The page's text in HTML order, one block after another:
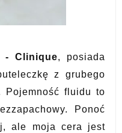
- Clinique, posiada
z grubego
Pojemność fluidu to
Ponoć
ale moja cera jest